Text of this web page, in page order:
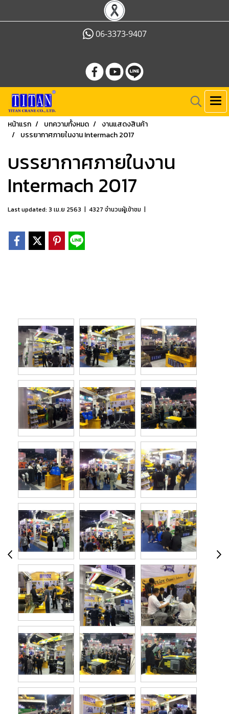
06-3373-9407
หน้าแรก บทความทั้งหมด
งานแสดงสินค้า
บรรยากาศภายในงาน Intermach 2017
บรรยากาศภายในงาน
Intermach 2017
Last updated: 3 เม.ย 2563 | 4327 จำนวนผู้เข้าชม |